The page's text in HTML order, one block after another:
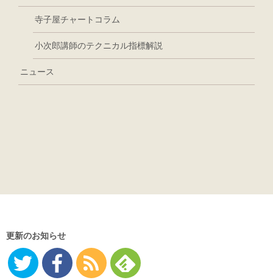
寺子屋チャートコラム
小次郎講師のテクニカル指標解説
ニュース
更新のお知らせ